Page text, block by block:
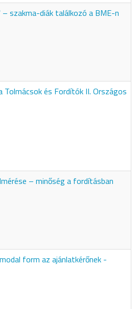
szakma-diák találkozó a BME-n
Tolmácsok és Fordítók II. Országos
– minőség a fordításban
form az ajánlatkérőnek -